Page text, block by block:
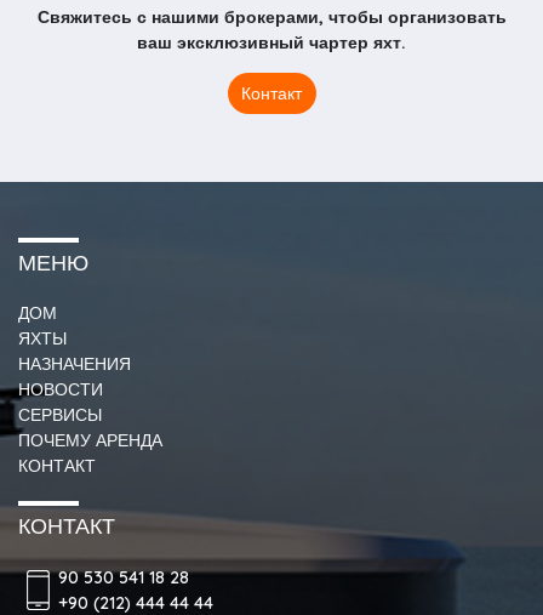
Свяжитесь с нашими брокерами, чтобы организовать
ваш эксклюзивный чартер яхт.
Контакт
МЕНЮ
ДОМ
ЯХТЫ
НАЗНАЧЕНИЯ
НОВОСТИ
СЕРВИСЫ
ПОЧЕМУ АРЕНДА
КОНТАКТ
КОНТАКТ
90 530 541 18 28
+90 (212) 444 44 44